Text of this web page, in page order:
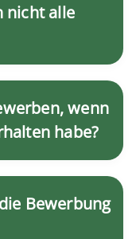
nicht alle
wenn
habe?
Bewerbung